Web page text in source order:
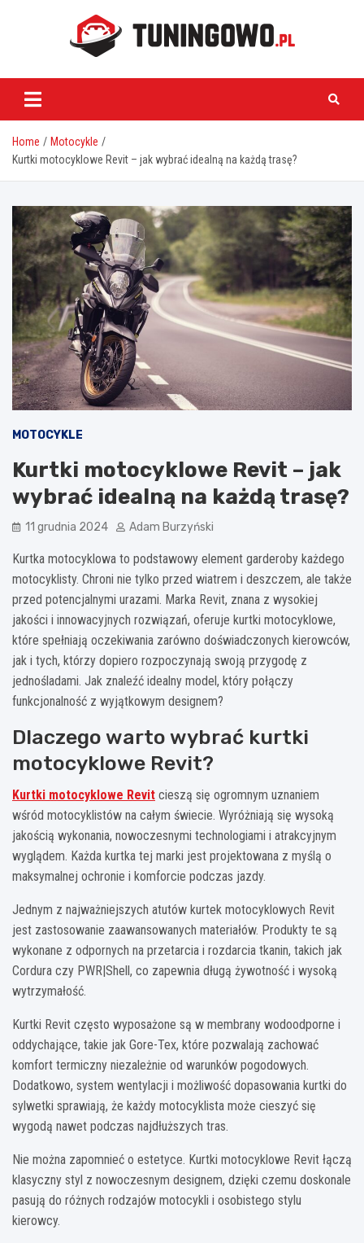
tuningowo.pl
Home
Motocykle
Kurtki motocyklowe Revit – jak wybrać idealną na każdą trasę?
MOTOCYKLE
Kurtki motocyklowe Revit – jak
wybrać idealną na każdą trasę?
11 grudnia 2024 Adam Burzyński
Kurtka motocyklowa to podstawowy element garderoby każdego
motocyklisty. Chroni nie tylko przed wiatrem i deszczem, ale także
przed potencjalnymi urazami. Marka Revit, znana z wysokiej
jakości i innowacyjnych rozwiązań, oferuje kurtki motocyklowe,
które spełniają oczekiwania zarówno doświadczonych kierowców,
jak i tych, którzy dopiero rozpoczynają swoją przygodę z
jednośladami. Jak znaleźć idealny model, który połączy
funkcjonalność z wyjątkowym designem?
Dlaczego warto wybrać kurtki
motocyklowe Revit?
Kurtki motocyklowe Revit cieszą się ogromnym uznaniem
wśród motocyklistów na całym świecie. Wyróżniają się wysoką
jakością wykonania, nowoczesnymi technologiami i atrakcyjnym
wyglądem. Każda kurtka tej marki jest projektowana z myślą o
maksymalnej ochronie i komforcie podczas jazdy.
Jednym z najważniejszych atutów kurtek motocyklowych Revit
jest zastosowanie zaawansowanych materiałów. Produkty te są
wykonane z odpornych na przetarcia i rozdarcia tkanin, takich jak
Cordura czy PWR|Shell, co zapewnia długą żywotność i wysoką
wytrzymałość.
Kurtki Revit często wyposażone są w membrany wodoodporne i
oddychające, takie jak Gore-Tex, które pozwalają zachować
komfort termiczny niezależnie od warunków pogodowych.
Dodatkowo, system wentylacji i możliwość dopasowania kurtki do
sylwetki sprawiają, że każdy motocyklista może cieszyć się
wygodą nawet podczas najdłuższych tras.
Nie można zapomnieć o estetyce. Kurtki motocyklowe Revit łączą
klasyczny styl z nowoczesnym designem, dzięki czemu doskonale
pasują do różnych rodzajów motocykli i osobistego stylu
kierowcy.